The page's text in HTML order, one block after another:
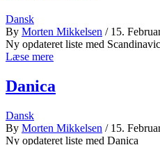
Dansk
By Morten Mikkelsen / 15.
Ny opdateret liste med
Læse mere
Danica
Dansk
By Morten Mikkelsen / 15.
Ny opdateret liste med Danica